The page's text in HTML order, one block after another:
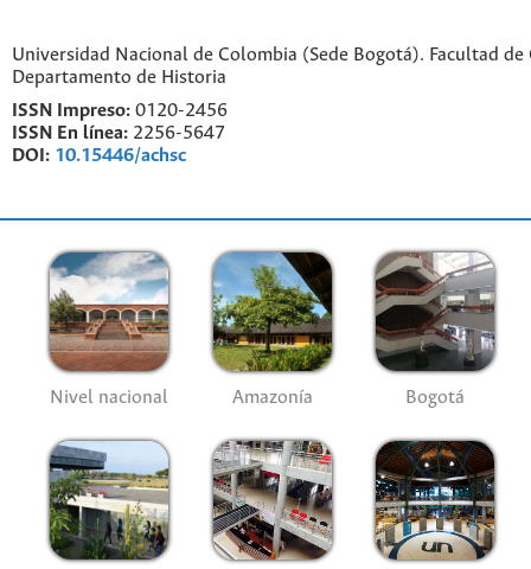
Universidad Nacional de Colombia (Sede Bogotá). Facultad de
Departamento de Historia
ISSN Impreso: 0120-2456
ISSN En línea: 2256-5647
DOI: 10.15446/achsc
Nivel nacional Amazonía Bogotá